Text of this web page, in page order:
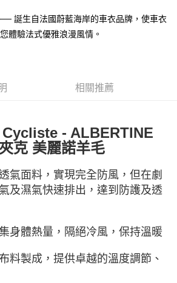
及費用金額請依後續交易確認頁面所載為準。
，「大哥付你分期」於每月結算日後寄送繳費提
，可選擇「超商條碼／台灣大直營門市／銀行轉
」等通路繳費。
，依約使用本公司帳單繳交帳款。
址）提供予台灣大哥大進項蒐集、處理及利用，
帳單所需資料之確認、核對及更正。
閱以下連結：
商品之後才付款」的支付方式。 讓您購物簡單
務後，再付款。
流程】
確認金額後，即可完成結帳。
收到繳費通知簡訊。
天內，點擊此簡訊中的連結，可透過四大超商／
式進行付款，方視為交易完成。
同意取消之訂單仍視為有效，需透過AFTEE先享
消欲退款等相關疑問，請聯繫「AFTEE先享後付
support/home
含以上)免運費
含以上)免運費
含以上)免運費
含以上)免運費
誕生自法國蔚藍海岸的車衣品牌，使車衣
體驗法式優雅浪漫風情。
相關推薦
- ALBERTINE
克 美麗諾羊毛
氣面料，實現完全防風，但在劇
及濕氣快速排出，達到防護及透
身體熱量，隔絕冷風，保持溫暖
料製成，提供卓越的溫度調節、